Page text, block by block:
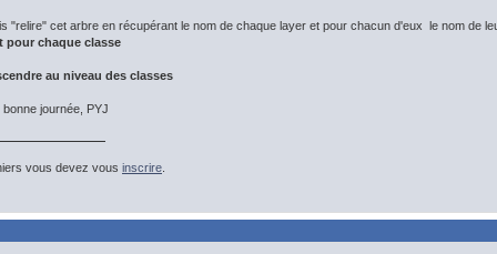
"relire" cet arbre en récupérant le nom de chaque layer et pour chacun d'eux le nom de
pour chaque classe
au niveau des classes
journée, PYJ
vous devez vous inscrire